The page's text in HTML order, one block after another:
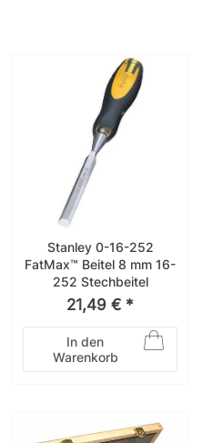
Stanley 0-16-252
FatMax™ Beitel 8 mm 16-
252 Stechbeitel
21,49 € *
In den
Warenkorb